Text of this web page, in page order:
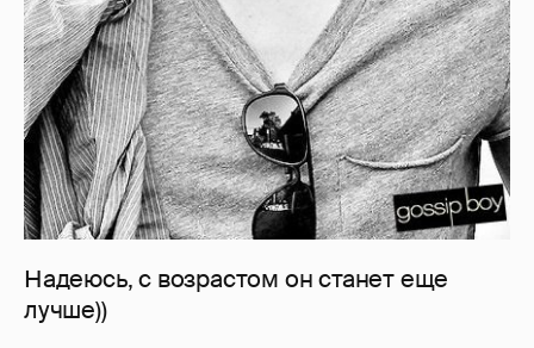
Надеюсь, с возрастом он станет еще
лучше))